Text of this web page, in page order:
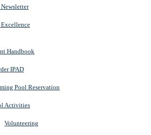
Newsletter
Excellence
Handbook
IPAD
Pool Reservation
Activities
Volunteering